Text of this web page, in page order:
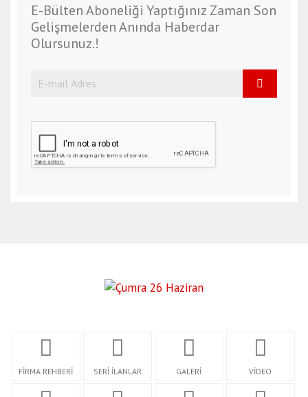
E-Bülten Aboneliği Yaptığınız Zaman Son
Gelişmelerden Anında Haberdar
Olursunuz.!
FİRMA REHBERİ SERİ İLANLAR GALERİ VİDEO